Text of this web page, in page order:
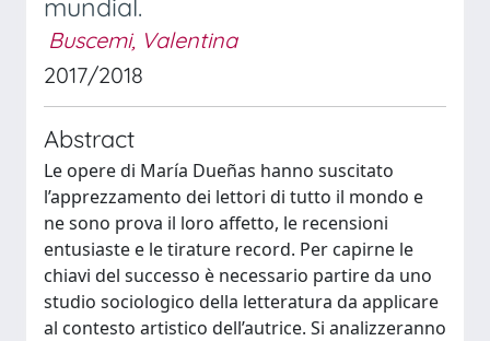
mundial.
Buscemi, Valentina
2017/2018
Abstract
Le opere di María Dueñas hanno suscitato
l’apprezzamento dei lettori di tutto il mondo e
ne sono prova il loro affetto, le recensioni
entusiaste e le tirature record. Per capirne le
chiavi del successo è necessario partire da uno
studio sociologico della letteratura da applicare
al contesto artistico dell’autrice. Si analizzeranno